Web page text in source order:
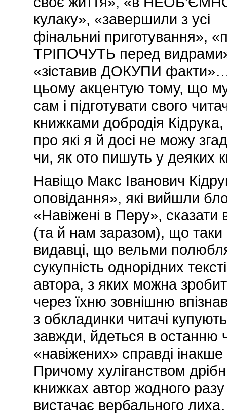
кулаку», «завершили з усі
фінальниі приготування»,
ТРІПОЧУТЬ перед
«зіставив ДОКУПИ
цьому акцентую тому, що
сам і підготувати свого
книжками добродія Кідрука,
про які я й досі не можу
чи, як ото пишуть у деяких
Навіщо Макс Іванович
оповідання», які вийшли
«Навіжені в Перу», сказати
(та й нам заразом), що
видавці, що вельми
сукупність однорідних
автора, з яких можна
через їхню зовнішню
з обкладинки читачі
завжди, йдеться в останню
«навіжених» справді
Причому хуліганством
книжках автор жодного
вистачає вербального